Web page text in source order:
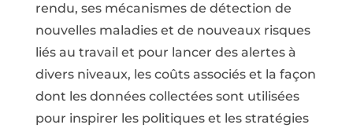
rendu, ses mécanismes de détection de
nouvelles maladies et de nouveaux risques
liés au travail et pour lancer des alertes à
divers niveaux, les coûts associés et la façon
dont les données collectées sont utilisées
pour inspirer les politiques et les stratégies